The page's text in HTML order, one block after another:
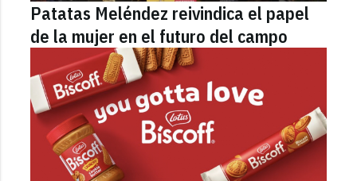
Patatas Meléndez reivindica el papel
de la mujer en el futuro del campo